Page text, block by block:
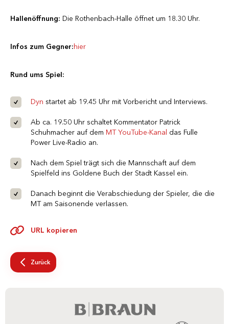
Hallenöffnung: Die Rothenbach-Halle öffnet um 18.30 Uhr.
Infos zum Gegner:hier
Rund ums Spiel:
Dyn startet ab 19.45 Uhr mit Vorbericht und Interviews.
Ab ca. 19.50 Uhr schaltet Kommentator Patrick
Schuhmacher auf dem MT YouTube-Kanal das Fulle
Power Live-Radio an.
Nach dem Spiel trägt sich die Mannschaft auf dem
Spielfeld ins Goldene Buch der Stadt Kassel ein.
Danach beginnt die Verabschiedung der Spieler, die die
MT am Saisonende verlassen.
URL kopieren
Zurück